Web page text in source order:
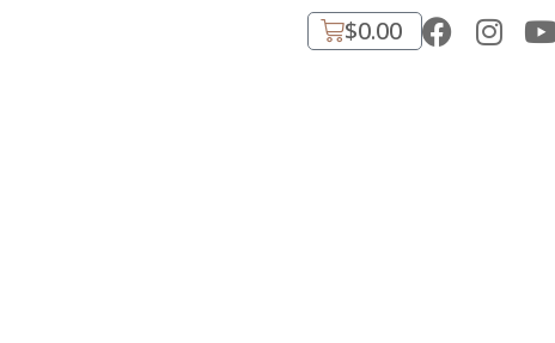
$0.00